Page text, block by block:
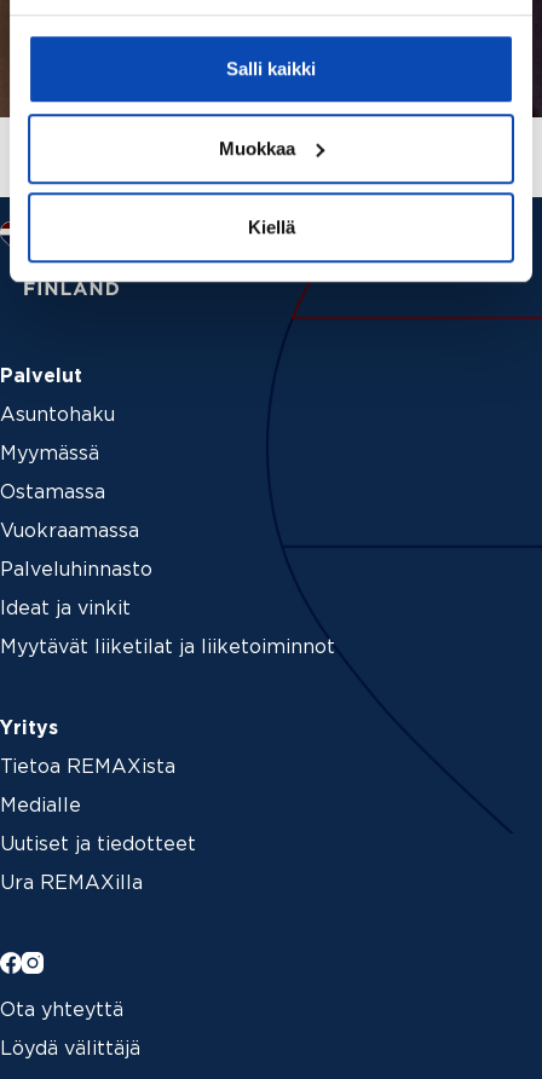
Salli kaikki
Muokkaa
Kiellä
Palvelut
Asuntohaku
Myymässä
Ostamassa
Vuokraamassa
Palveluhinnasto
Ideat ja vinkit
Myytävät liiketilat ja liiketoiminnot
Yritys
Tietoa REMAXista
Medialle
Uutiset ja tiedotteet
Ura REMAXilla
Ota yhteyttä
Löydä välittäjä